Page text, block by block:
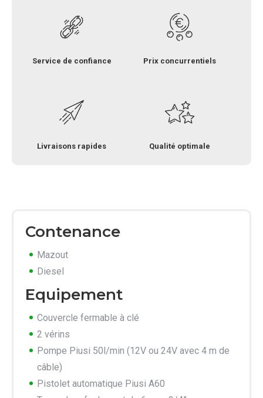
Service de confiance Prix concurrentiels
Livraisons rapides Qualité optimale
Contenance
Mazout
Diesel
Equipement
Couvercle fermable à clé
2 vérins
Pompe Piusi 50l/min (12V ou 24V avec 4 m de
câble)
Pistolet automatique Piusi A60